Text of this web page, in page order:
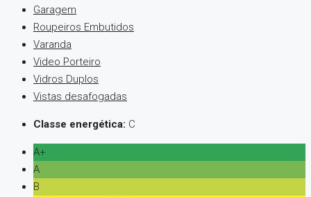
Garagem
Roupeiros Embutidos
Varanda
Video Porteiro
Vidros Duplos
Vistas desafogadas
Classe energética: C
A+
A
B